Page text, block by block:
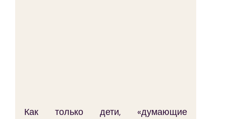
Как только дети, «думающие